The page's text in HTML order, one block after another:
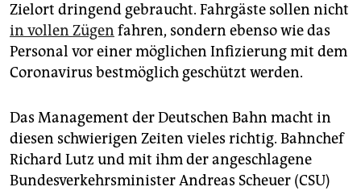
epaper login
Zielort dringend gebraucht. Fahrgäste sollen nicht
in vollen Zügen fahren, sondern ebenso wie das
Personal vor einer möglichen Infizierung mit dem
Coronavirus bestmöglich geschützt werden.
Das Management der Deutschen Bahn macht in
diesen schwierigen Zeiten vieles richtig. Bahnchef
Richard Lutz und mit ihm der angeschlagene
Bundesverkehrsminister Andreas Scheuer (CSU)